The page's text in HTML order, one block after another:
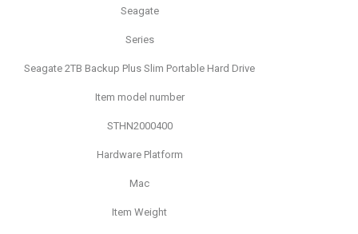
Seagate
Series
Seagate 2TB Backup Plus Slim Portable Hard Drive
Item model number
STHN2000400
Hardware Platform
Mac
Item Weight